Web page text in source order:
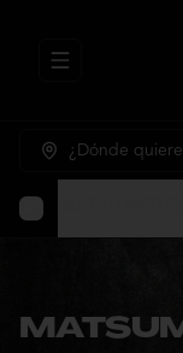
Abrir menu de
¿Dónde